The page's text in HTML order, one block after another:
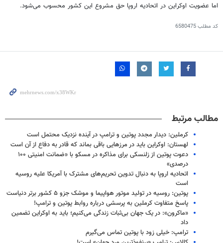
اما عضویت اوکراین در اتحادیه اروپا حق مشروع این کشور محسوب می‌شود.
کد مطلب6580475
مطالب مرتبط
کرملین: دیدار مجدد پوتین و ترامپ در آینده نزدیک محتمل است
لهستان: اوکراین باید در مرزهایی باقی بماند که قادر به دفاع از آن است
دعوت پوتین از زلنسکی برای مذاکره در مسکو با «ضمانت امنیتی ۱۰۰
درصدی»
اتحادیه اروپا به دنبال تدوین تحریم‌های مشترک با آمریکا علیه روسیه
است
پوتین: روسیه در تولید موتور هواپیما و موشک جزو ۵ کشور برتر دنیاست
پاسخ متفاوت کرملین به پرسشی درباره روابط پوتین و ترامپ!
«ماکرون»: در یک جهان بی‌ثبات زندگی می‌کنیم؛ باید به اوکراین تضمین
داد
ترامپ: خیلی زود با پوتین تماس می‌گیرم